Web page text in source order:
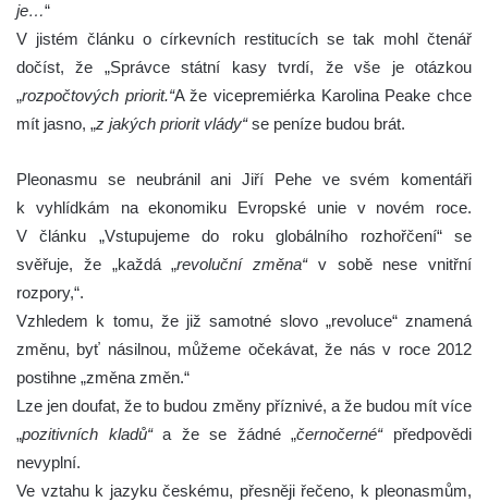
je…“
V jistém článku o církevních restitucích se tak mohl čtenář
dočíst, že „Správce státní kasy tvrdí, že vše je otázkou
„rozpočtových priorit.“A že vicepremiérka Karolina Peake chce
mít jasno, „z jakých priorit vlády“se peníze budou brát.
Pleonasmu se neubránil ani Jiří Pehe ve svém komentáři
k vyhlídkám na ekonomiku Evropské unie v novém roce.
V článku „Vstupujeme do roku globálního rozhořčení“ se
svěřuje, že „každá „revoluční změna“v sobě nese vnitřní
rozpory,“.
Vzhledem k tomu, že již samotné slovo „revoluce“ znamená
změnu, byť násilnou, můžeme očekávat, že nás v roce 2012
postihne „změna změn.“
Lze jen doufat, že to budou změny příznivé, a že budou mít více
„pozitivních kladů“a že se žádné „černočerné“předpovědi
nevyplní.
Ve vztahu k jazyku českému, přesněji řečeno, k pleonasmům,